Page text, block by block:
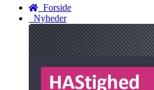
Forside
Nyheder